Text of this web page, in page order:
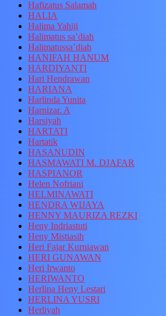
Hafizatus Salamah
HALIA
Halima Yahiji
Halimatus sa’diah
Halimatussa’diah
HANIFAH HANUM
HARDIYANTI
Hari Hendrawan
HARIANA
Harlinda Yunita
Harnizar. A
Harsiyah
HARTATI
Hartatik
HASANUDIN
HASMAWATI M. DJAFAR
HASPIANOR
Helen Nofriani
HELMINAWATI
HENDRA WIJAYA
HENNY MAURIZA REZKI
Heny Indriastuti
Heny Mistiasih
Heri Fajar Kurniawan
HERI GUNAWAN
Heri Irwanto
HERIWANTO
Herlina Heny Lestari
HERLINA YUSRI
Herliyah